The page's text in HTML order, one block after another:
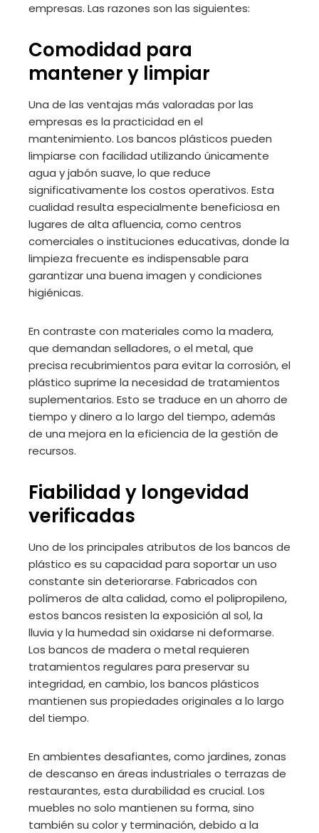
empresas. Las razones son las siguientes:
Comodidad para
mantener y limpiar
Una de las ventajas más valoradas por las
empresas es la practicidad en el
mantenimiento. Los bancos plásticos pueden
limpiarse con facilidad utilizando únicamente
agua y jabón suave, lo que reduce
significativamente los costos operativos. Esta
cualidad resulta especialmente beneficiosa en
lugares de alta afluencia, como centros
comerciales o instituciones educativas, donde la
limpieza frecuente es indispensable para
garantizar una buena imagen y condiciones
higiénicas.
En contraste con materiales como la madera,
que demandan selladores, o el metal, que
precisa recubrimientos para evitar la corrosión, el
plástico suprime la necesidad de tratamientos
suplementarios. Esto se traduce en un ahorro de
tiempo y dinero a lo largo del tiempo, además
de una mejora en la eficiencia de la gestión de
recursos.
Fiabilidad y longevidad
verificadas
Uno de los principales atributos de los bancos de
plástico es su capacidad para soportar un uso
constante sin deteriorarse. Fabricados con
polímeros de alta calidad, como el polipropileno,
estos bancos resisten la exposición al sol, la
lluvia y la humedad sin oxidarse ni deformarse.
Los bancos de madera o metal requieren
tratamientos regulares para preservar su
integridad, en cambio, los bancos plásticos
mantienen sus propiedades originales a lo largo
del tiempo.
En ambientes desafiantes, como jardines, zonas
de descanso en áreas industriales o terrazas de
restaurantes, esta durabilidad es crucial. Los
muebles no solo mantienen su forma, sino
también su color y terminación, debido a la